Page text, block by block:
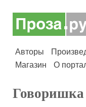
Авторы
Магазин
О
Говоришка